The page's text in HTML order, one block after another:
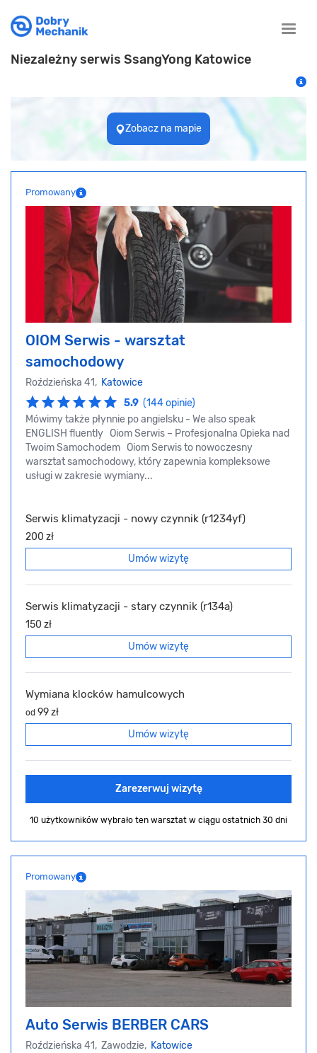
Toggle
Niezależny serwis SsangYong Katowice
Zobacz na mapie
Promowany
OIOM Serwis - warsztat
samochodowy
Roździeńska 41, Katowice
5.9 (144 opinie)
Mówimy także płynnie po angielsku - We also speak
ENGLISH fluently Oiom Serwis – Profesjonalna Opieka nad
Twoim Samochodem Oiom Serwis to nowoczesny
warsztat samochodowy, który zapewnia kompleksowe
usługi w zakresie wymiany...
Serwis klimatyzacji - nowy czynnik (r1234yf)
200 zł
Umów wizytę
Serwis klimatyzacji - stary czynnik (r134a)
150 zł
Umów wizytę
Wymiana klocków hamulcowych
od 99 zł
Umów wizytę
Zarezerwuj wizytę
10 użytkowników wybrało ten warsztat w ciągu ostatnich 30 dni
Promowany
Auto Serwis BERBER CARS
Roździeńska 41, Zawodzie, Katowice